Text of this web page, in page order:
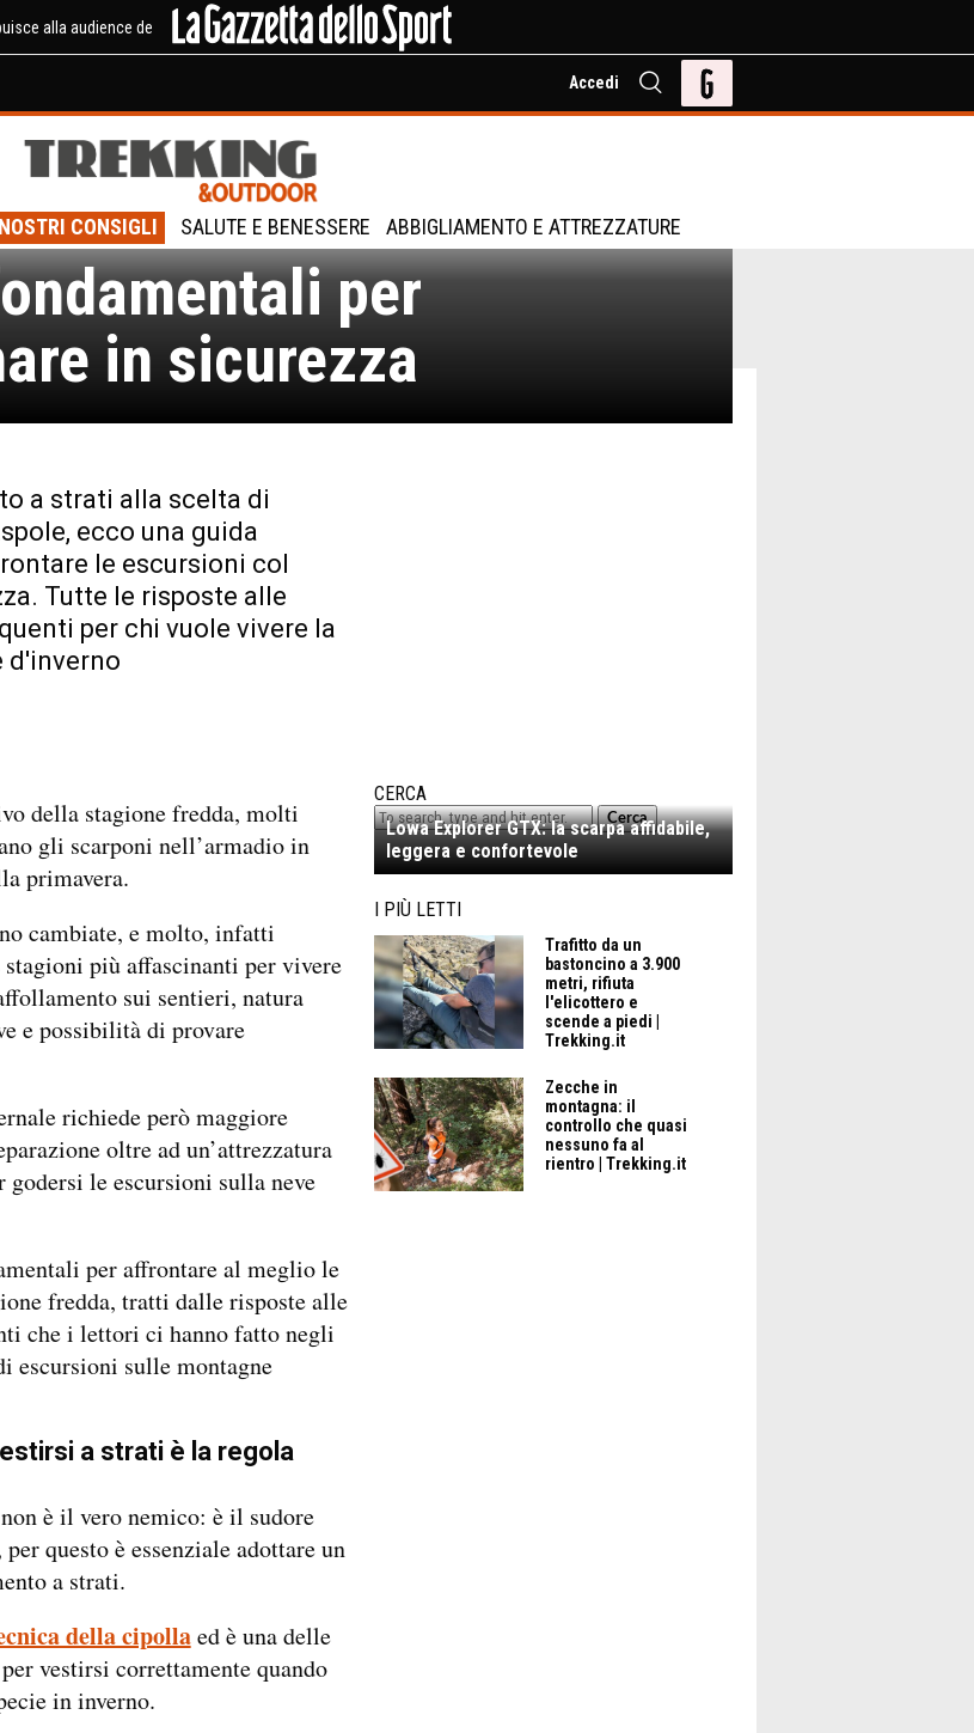
alla audience de
Accedi
CONSIGLI SALUTE E BENESSERE ABBIGLIAMENTO E ATTREZZATURE
col freddo:
per
in sicurezza
a strati alla scelta di
ecco una guida
le escursioni col
Tutte le risposte alle
per chi vuole vivere la
d'inverno
della stagione fredda, molti
gli scarponi nell’armadio in
primavera.
cambiate, e molto, infatti
più affascinanti per vivere
sui sentieri, natura
e possibilità di provare
richiede però maggiore
oltre ad un’attrezzatura
godersi le escursioni sulla neve
per affrontare al meglio le
fredda, tratti dalle risposte alle
che i lettori ci hanno fatto negli
escursioni sulle montagne
a strati è la regola
è il vero nemico: è il sudore
questo è essenziale adottare un
a strati.
della cipollaed è una delle
vestirsi correttamente quando
in inverno.
CERCA
Cerca
Lowa Explorer GTX: la scarpa affidabile,
leggera e confortevole
I PIÙ LETTI
Trafitto da un
bastoncino a 3.900
metri, rifiuta
l'elicottero e
scende a piedi |
Trekking.it
Zecche in
montagna: il
controllo che quasi
nessuno fa al
rientro | Trekking.it